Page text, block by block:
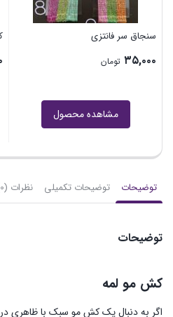
سنجاق سر فانتزی
۳۵,۰۰۰ تومان
مشاهده محصول
توضیحات توضیحات تکمیلی نظرات (0)
توضیحات
کش مو لمه
اگر به دنبال یک کش مو سبک با ظاهری